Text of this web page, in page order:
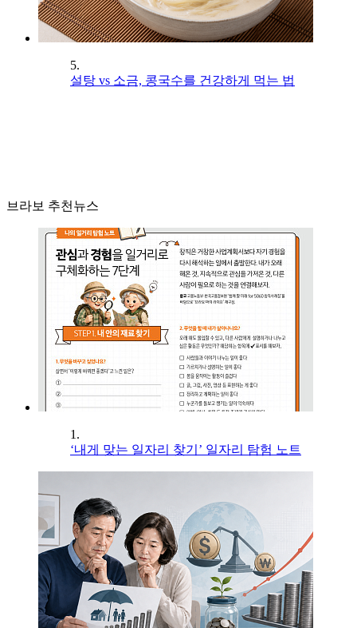
5.
설탕 vs 소금, 콩국수를 건강하게 먹는 법
브라보 추천뉴스
1.
‘내게 맞는 일자리 찾기’ 일자리 탐험 노트